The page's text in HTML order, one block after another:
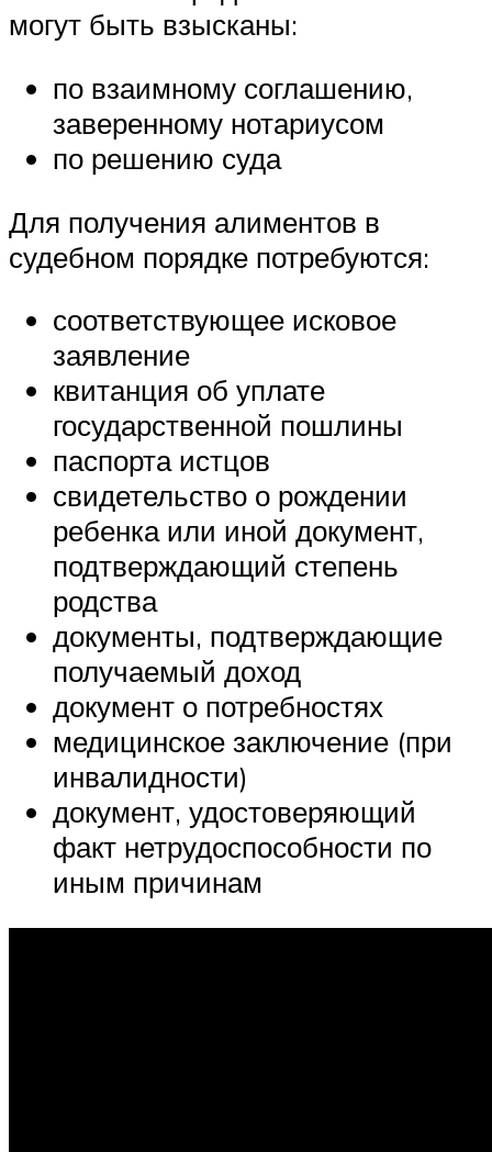
могут быть взысканы:
по взаимному соглашению,
заверенному нотариусом
по решению суда
Для получения алиментов в
судебном порядке потребуются:
соответствующее исковое
заявление
квитанция об уплате
государственной пошлины
паспорта истцов
свидетельство о рождении
ребенка или иной документ,
подтверждающий степень
родства
документы, подтверждающие
получаемый доход
документ о потребностях
медицинское заключение (при
инвалидности)
документ, удостоверяющий
факт нетрудоспособности по
иным причинам